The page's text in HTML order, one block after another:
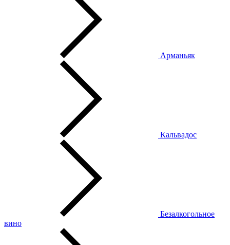
Арманьяк
Кальвадос
Безалкогольное
вино